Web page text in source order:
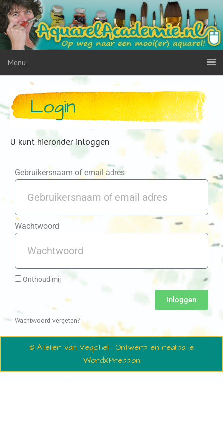
Menu
Login
U kunt hieronder inloggen
Gebruikersnaam of email adres
Wachtwoord
Onthoud mij
Inloggen
Wachtwoord vergeten?
© Atelier van Vegchel · Ontwerp en realisatie
WordXPression